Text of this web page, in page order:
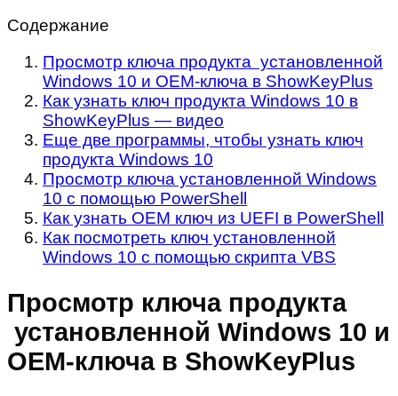
Содержание
Просмотр ключа продукта установленной
Windows 10 и OEM-ключа в ShowKeyPlus
Как узнать ключ продукта Windows 10 в
ShowKeyPlus — видео
Еще две программы, чтобы узнать ключ
продукта Windows 10
Просмотр ключа установленной Windows
10 с помощью PowerShell
Как узнать OEM ключ из UEFI в PowerShell
Как посмотреть ключ установленной
Windows 10 с помощью скрипта VBS
Просмотр ключа продукта
установленной Windows 10 и
OEM-ключа в ShowKeyPlus